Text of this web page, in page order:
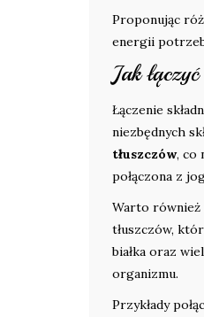
Proponując
energii
Jak
Łączenie
niezbędnych
tłuszczów, co
połączona z
Warto również
tłuszczów,
białka oraz
organizmu.
Przykłady